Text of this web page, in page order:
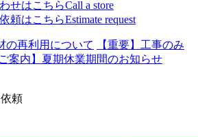
せはこちらCall a store
頼はこちらEstimate request
の再利用について
【重要】工事のみ
ご案内】夏期休業期間のお知らせ
頼